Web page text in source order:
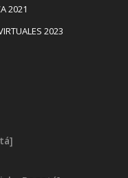
2021
2023